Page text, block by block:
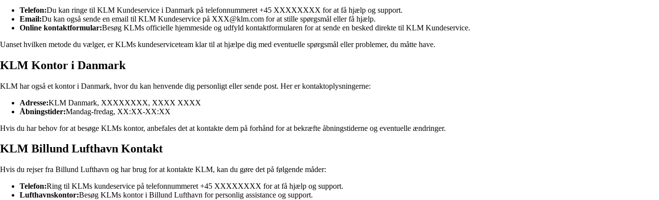
Telefon:Du kan ringe til KLM Kundeservice i Danmark på telefonnummeret +45 XXXXXXXX for at få hjælp og support.
Email:Du kan også sende en email til KLM Kundeservice på XXX@klm.com for at stille spørgsmål eller få hjælp.
Online kontaktformular:Besøg KLMs officielle hjemmeside og udfyld kontaktformularen for at sende en besked direkte til KLM Kundeservice.
Uanset hvilken metode du vælger, er KLMs kundeserviceteam klar til at hjælpe dig med eventuelle spørgsmål eller problemer, du måtte have.
KLM Kontor i Danmark
KLM har også et kontor i Danmark, hvor du kan henvende dig personligt eller sende post. Her er kontaktoplysningerne:
Adresse:KLM Danmark, XXXXXXXX, XXXX XXXX
Åbningstider:Mandag-fredag, XX:XX-XX:XX
Hvis du har behov for at besøge KLMs kontor, anbefales det at kontakte dem på forhånd for at bekræfte åbningstiderne og eventuelle ændringer.
KLM Billund Lufthavn Kontakt
Hvis du rejser fra Billund Lufthavn og har brug for at kontakte KLM, kan du gøre det på følgende måder:
Telefon:Ring til KLMs kundeservice på telefonnummeret +45 XXXXXXXX for at få hjælp og support.
Lufthavnskontor:Besøg KLMs kontor i Billund Lufthavn for personlig assistance og support.